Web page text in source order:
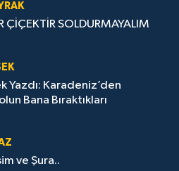
ÇİÇEKTİR SOLDURMAYALIM
Yazdı: Karadeniz’den
Bana Bıraktıkları
ve Şura..